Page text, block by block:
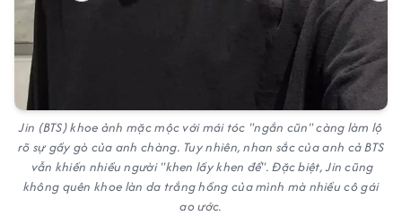
Jin (BTS) khoe ảnh mặc mộc với mái tóc "ngắn cũn" càng làm lộ
rõ sự gầy gò của anh chàng. Tuy nhiên, nhan sắc của anh cả BTS
vẫn khiến nhiều người "khen lấy khen để". Đặc biệt, Jin cũng
không quên khoe làn da trắng hồng của mình mà nhiều cô gái
ao ước.